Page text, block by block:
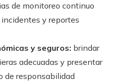
de monitoreo continuo
y reportes
y seguros: brindar
adecuadas y presentar
de responsabilidad